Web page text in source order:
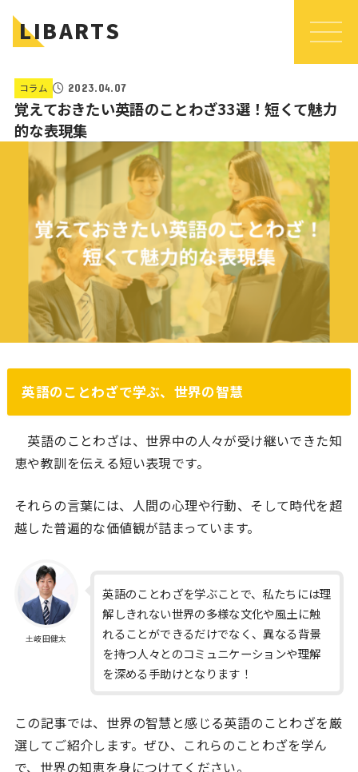
LIBARTS
コラム 2023.04.07
覚えておきたい英語のことわざ33選！短くて魅力
的な表現集
英語のことわざで学ぶ、世界の智慧
英語のことわざは、世界中の人々が受け継いできた知
恵や教訓を伝える短い表現です。
それらの言葉には、人間の心理や行動、そして時代を超
越した普遍的な価値観が詰まっています。
土岐田健太
英語のことわざを学ぶことで、私たちには理
解しきれない世界の多様な文化や風土に触
れることができるだけでなく、異なる背景
を持つ人々とのコミュニケーションや理解
を深める手助けとなります！
この記事では、世界の智慧と感じる英語のことわざを厳
選してご紹介します。ぜひ、これらのことわざを学ん
で、世界の知恵を身につけてください。